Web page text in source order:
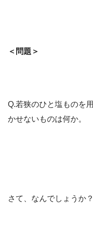
＜問題＞
Q.若狭のひと塩ものを
かせないものは何か。
さて、なんでしょうか？